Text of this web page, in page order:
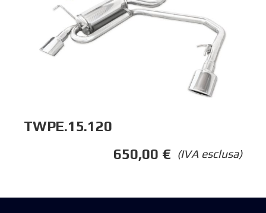
TWPE.15.120
(IVA esclusa)
650,00 €